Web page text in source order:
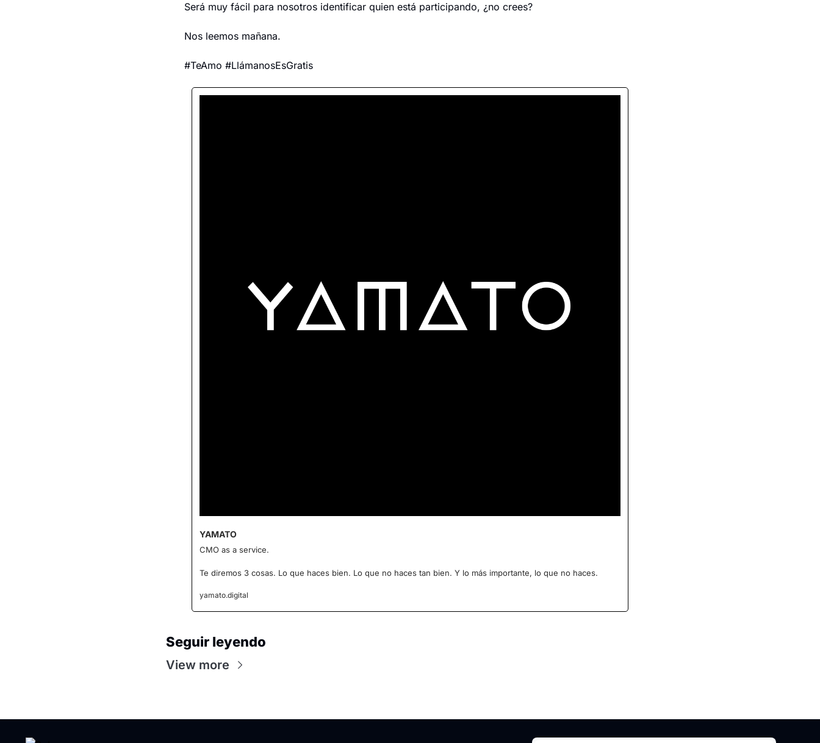
Será muy fácil para nosotros identificar quien está participando, ¿no crees?
Nos leemos mañana.
#TeAmo #LlámanosEsGratis
YAMATO
CMO as a service.
Te diremos 3 cosas. Lo que haces bien. Lo que no haces tan bien. Y lo más importante, lo que no haces.
yamato.digital
Seguir leyendo
View more